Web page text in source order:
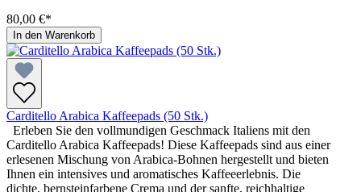
80,00 €*
In den Warenkorb
Carditello Arabica Kaffeepads (50 Stk.)
Erleben Sie den vollmundigen Geschmack Italiens mit den
Carditello Arabica Kaffeepads! Diese Kaffeepads sind aus einer
erlesenen Mischung von Arabica-Bohnen hergestellt und bieten
Ihnen ein intensives und aromatisches Kaffeeerlebnis. Die
dichte, bernsteinfarbene Crema und der sanfte, reichhaltige